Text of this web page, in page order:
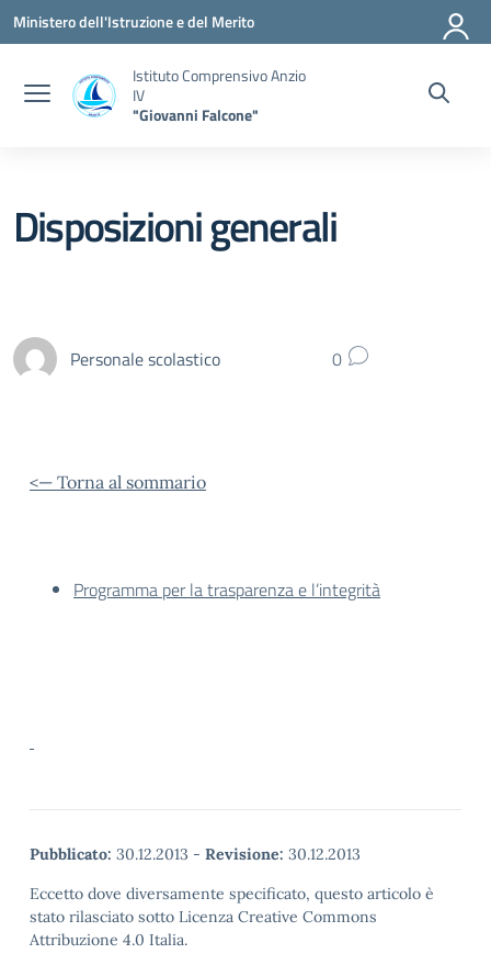
Vai ai contenuti
Vai al menu di navigazione
Vai al footer
Ministero dell'Istruzione e del Merito
Istituto Comprensivo Anzio
IV
"Giovanni Falcone"
Disposizioni generali
Personale scolastico 0
<— Torna al sommario
Programma per la trasparenza e l’integrità
Pubblicato: 30.12.2013 - Revisione: 30.12.2013
Eccetto dove diversamente specificato, questo articolo è
stato rilasciato sotto Licenza Creative Commons
Attribuzione 4.0 Italia.